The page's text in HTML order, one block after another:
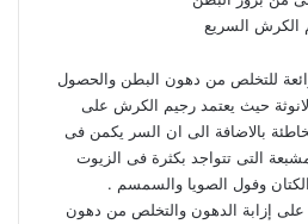
للتخلص من دهون البطن والحصول
حيث يعتمد رجيم الكرش على
بالاضافة الى ان السر يكمن فى
التى تتواجد بكثرة فى الزيوت
الكتان وفول الصويا والسمسم .
على إزابة الدهون والتخلص من دهون